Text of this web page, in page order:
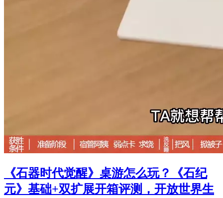
《石器时代觉醒》桌游怎么玩？《石纪
元》基础+双扩展开箱评测，开放世界生